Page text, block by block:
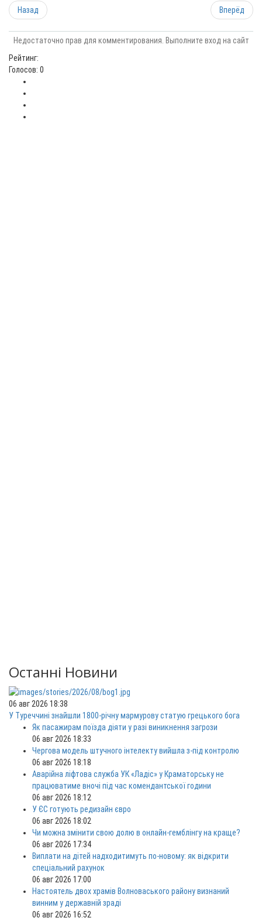
Назад Вперёд
Недостаточно прав для комментирования. Выполните вход на сайт
Рейтинг:
Голосов: 0
Останні Новини
06 авг 2026 18:38
У Туреччині знайшли 1800-річну мармурову статую грецького бога
Як пасажирам поїзда діяти у разі виникнення загрози
06 авг 2026 18:33
Чергова модель штучного інтелекту вийшла з-під контролю
06 авг 2026 18:18
Аварійна ліфтова служба УК «Ладіс» у Краматорську не
працюватиме вночі під час комендантської години
06 авг 2026 18:12
У ЄС готують редизайн євро
06 авг 2026 18:02
Чи можна змінити свою долю в онлайн-гемблінгу на краще?
06 авг 2026 17:34
Виплати на дітей надходитимуть по-новому: як відкрити
спеціальний рахунок
06 авг 2026 17:00
Настоятель двох храмів Волноваського району визнаний
винним у державній зраді
06 авг 2026 16:52